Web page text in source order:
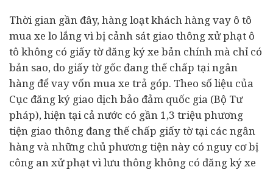
Thời gian gần đây, hàng loạt khách hàng vay ô tô
mua xe lo lắng vì bị cảnh sát giao thông xử phạt ô
tô không có giấy tờ đăng ký xe bản chính mà chỉ có
bản sao, do giấy tờ gốc đang thế chấp tạingân
hàng để vay vốn mua xe trả góp. Theo số liệu của
Cục đăng ký giao dịch bảo đảm quốc gia (Bộ Tư
pháp), hiện tại cả nước có gần 1,3 triệu phương
tiện giao thông đang thế chấp giấy tờ tại các ngân
hàng và những chủ phương tiện này có nguy cơ bị
công an xử phạt vì lưu thông không có đăng ký xe